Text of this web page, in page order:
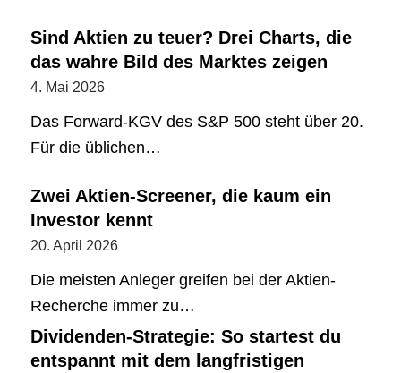
Sind Aktien zu teuer? Drei Charts, die
das wahre Bild des Marktes zeigen
4. Mai 2026
Das Forward-KGV des S&P 500 steht über 20.
Für die üblichen…
Zwei Aktien-Screener, die kaum ein
Investor kennt
20. April 2026
Die meisten Anleger greifen bei der Aktien-
Recherche immer zu…
Dividenden-Strategie: So startest du
entspannt mit dem langfristigen